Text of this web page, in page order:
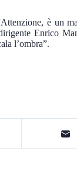
è un
Enrico
l’ombra”.